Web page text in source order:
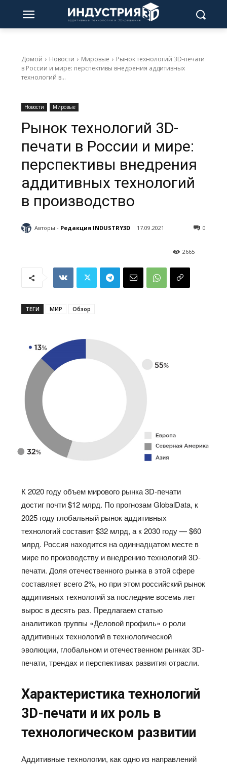
Домой Новости Мировые
Рынок технологий 3D-печати
в России и мире: перспективы внедрения аддитивных
технологий в...
Новости Мировые
Рынок технологий 3D-
печати в России и мире:
перспективы внедрения
аддитивных технологий
в производство
Авторы - Редакция INDUSTRY3D 17.09.2021 0
2665
ТЕГИ МИР Обзор
К 2020 году объем мирового рынка 3D-печати
достиг почти $12 млрд. По прогнозам GlobalData, к
2025 году глобальный рынок аддитивных
технологий составит $32 млрд, а к 2030 году — $60
млрд. Россия находится на одиннадцатом месте в
мире по производству и внедрению технологий 3D-
печати. Доля отечественного рынка в этой сфере
составляет всего 2%, но при этом российский рынок
аддитивных технологий за последние восемь лет
вырос в десять раз. Предлагаем статью
аналитиков группы «Деловой профиль» о роли
аддитивных технологий в технологической
эволюции, глобальном и отечественном рынках 3D-
печати, трендах и перспективах развития отрасли.
Характеристика технологий
3D-печати и их роль в
технологическом развитии
Аддитивные технологии, как одно из направлений